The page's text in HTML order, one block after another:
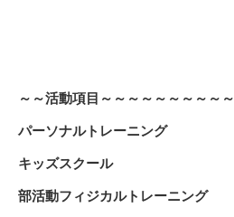
～～活動項目～～～～～～～～～～
パーソナルトレーニング
キッズスクール
部活動フィジカルトレーニング